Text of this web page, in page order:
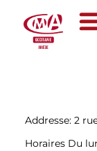
Addresse:2
HorairesDu